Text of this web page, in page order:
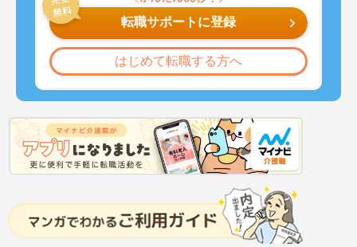
転職サポートに登録
はじめて転職する方へ